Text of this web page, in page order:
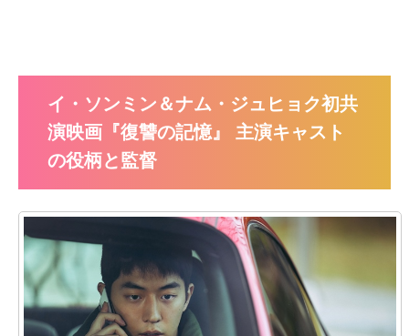
イ・ソンミン＆ナム・ジュヒョク初共
演映画『復讐の記憶』 主演キャスト
の役柄と監督